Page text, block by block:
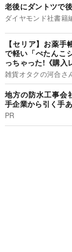
老後にダントツで
ダイヤモンド社書籍
【セリア】お薬
で軽い「ぺたんこ
っちゃった!《購入
雑貨オタクの河合さ
地方の防水工事会
手企業から引く手
PR